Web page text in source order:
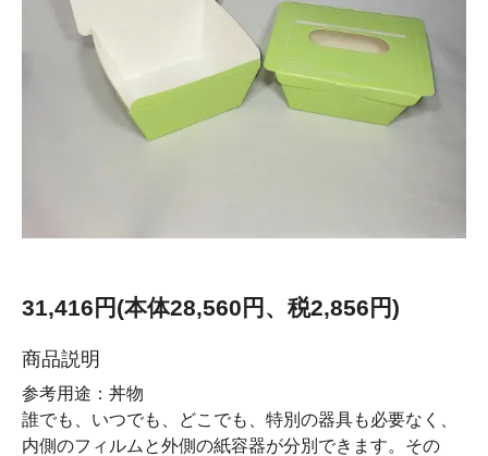
31,416円(本体28,560円、税2,856円)
商品説明
参考用途：丼物
誰でも、いつでも、どこでも、特別の器具も必要なく、
内側のフィルムと外側の紙容器が分別できます。その